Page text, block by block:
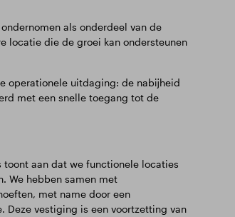
als onderdeel van de
locatie die de groei kan ondersteunen
operationele uitdaging: de nabijheid
met een snelle toegang tot de
toont aan dat we functionele locaties
We hebben samen met
met name door een
Deze vestiging is een voortzetting van